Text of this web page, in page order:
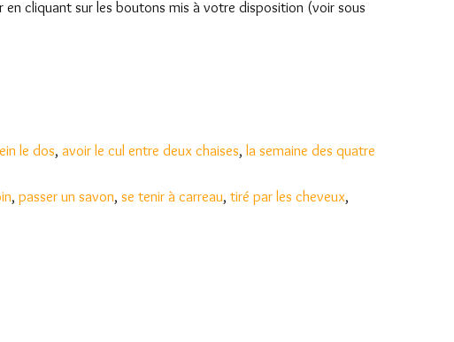
en cliquant sur les boutons mis à votre disposition (voir sous
le dos, avoir le cul entre deux chaises, la semaine des quatre
, passer un savon, se tenir à carreau, tiré par les cheveux,